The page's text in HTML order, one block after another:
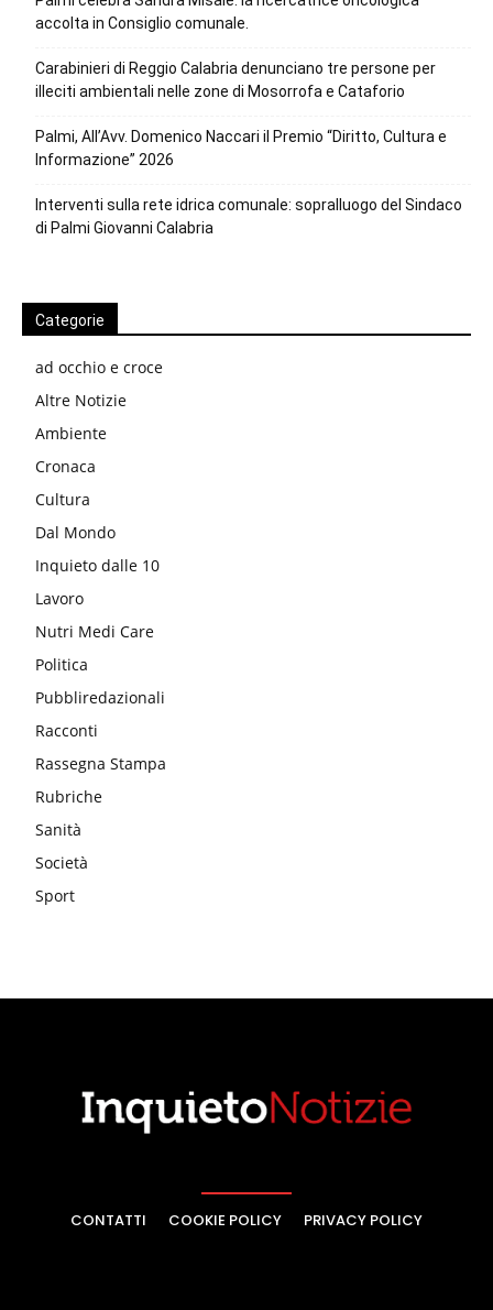
accolta in Consiglio comunale.
Carabinieri di Reggio Calabria denunciano tre persone per
illeciti ambientali nelle zone di Mosorrofa e Cataforio
Palmi, All’Avv. Domenico Naccari il Premio “Diritto, Cultura e
Informazione” 2026
Interventi sulla rete idrica comunale: sopralluogo del Sindaco
di Palmi Giovanni Calabria
Categorie
ad occhio e croce
Altre Notizie
Ambiente
Cronaca
Cultura
Dal Mondo
Inquieto dalle 10
Lavoro
Nutri Medi Care
Politica
Pubbliredazionali
Racconti
Rassegna Stampa
Rubriche
Sanità
Società
Sport
CONTATTI COOKIE POLICY PRIVACY POLICY